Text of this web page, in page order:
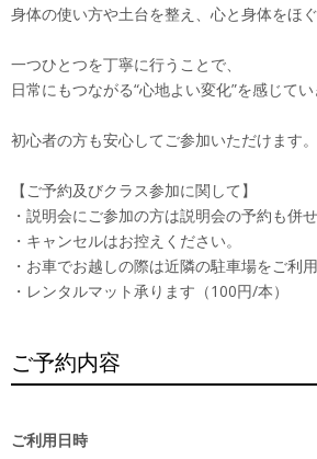
身体の使い方や土台を整え、心と身体をほぐ
一つひとつを丁寧に行うことで、
日常にもつながる“心地よい変化”を感じてい
初心者の方も安心してご参加いただけます。
【ご予約及びクラス参加に関して】
・説明会にご参加の方は説明会の予約も併
・キャンセルはお控えください。
・お車でお越しの際は近隣の駐車場をご利用
・レンタルマット承ります（100円/本）
ご予約内容
ご利用日時